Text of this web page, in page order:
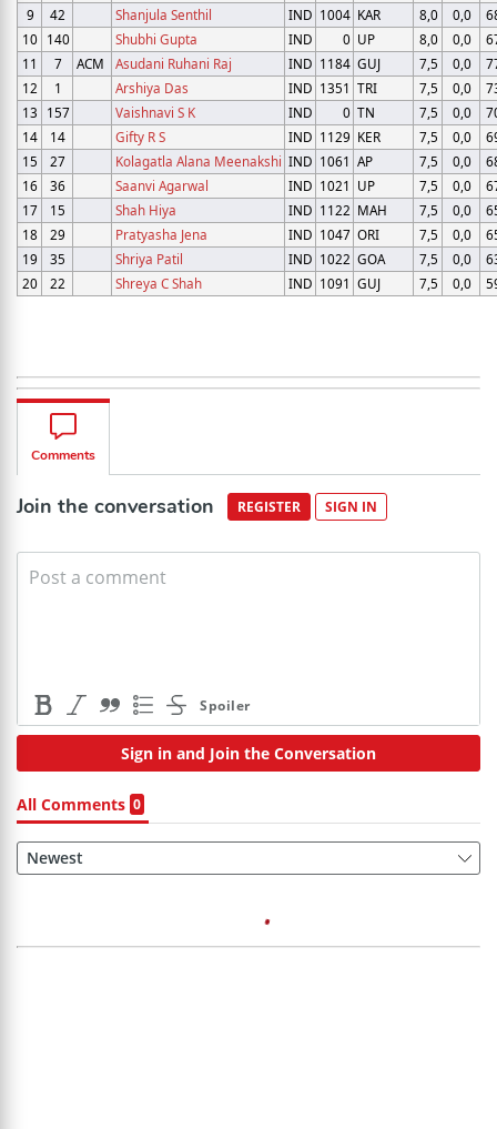
9
42 Shanjula Senthil IND 1004 KAR 8,0 0,0
10 140 Shubhi Gupta IND 0 UP 8,0 0,0
11
7 ACM Asudani Ruhani Raj IND 1184 GUJ 7,5 0,0
12
1 Arshiya Das IND 1351 TRI 7,5 0,0
13
157 Vaishnavi S K IND 0 TN 7,5 0,0
14
14 Gifty R S IND 1129 KER 7,5 0,0
15
27 Kolagatla Alana Meenakshi IND 1061 AP 7,5 0,0
16
36 Saanvi Agarwal IND 1021 UP 7,5 0,0
17
15 Shah Hiya IND 1122 MAH 7,5 0,0
18
29 Pratyasha Jena IND 1047 ORI 7,5 0,0
19
35 Shriya Patil IND 1022 GOA 7,5 0,0
20
22 Shreya C Shah IND 1091 GUJ 7,5 0,0